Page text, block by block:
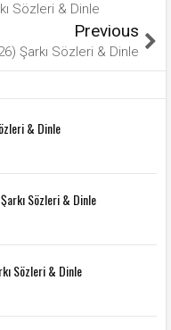
Sözleri & Dinle
Previous
Şarkı Sözleri & Dinle
& Dinle
Sözleri & Dinle
Sözleri & Dinle